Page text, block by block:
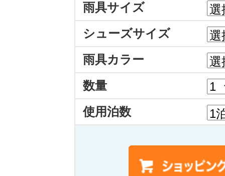
雨具サイズ
シューズサイズ
雨具カラー
数量
使用泊数